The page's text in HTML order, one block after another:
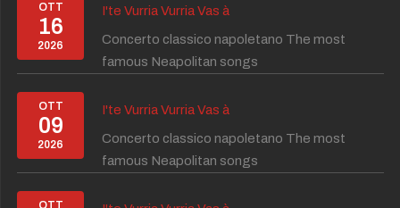
OTT
16
2026
I'te Vurria Vurria Vas à
Concerto classico napoletano The most
famous Neapolitan songs
OTT
09
2026
I'te Vurria Vurria Vas à
Concerto classico napoletano The most
famous Neapolitan songs
OTT